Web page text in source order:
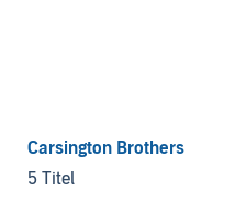
Carsington Brothers
5 Titel